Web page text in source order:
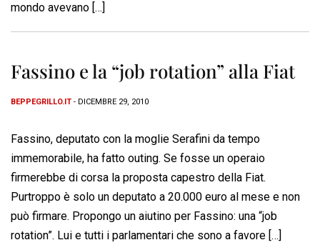
mondo avevano […]
Fassino e la “job rotation” alla Fiat
BEPPEGRILLO.IT - DICEMBRE 29, 2010
Fassino, deputato con la moglie Serafini da tempo
immemorabile, ha fatto outing. Se fosse un operaio
firmerebbe di corsa la proposta capestro della Fiat.
Purtroppo è solo un deputato a 20.000 euro al mese e non
può firmare. Propongo un aiutino per Fassino: una “job
rotation”. Lui e tutti i parlamentari che sono a favore […]